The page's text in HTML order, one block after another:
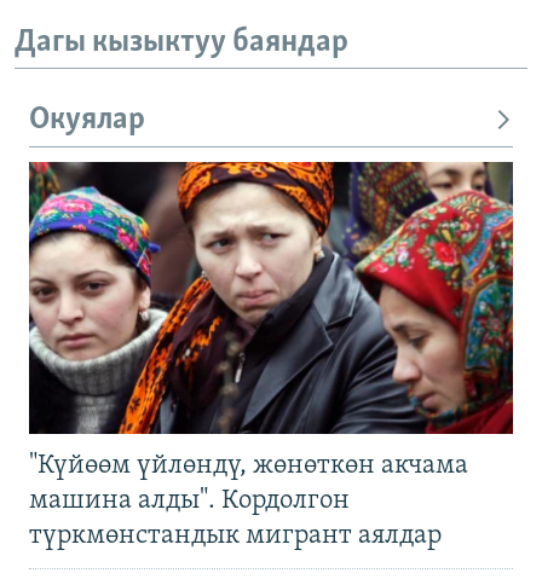
Дагы кызыктуу баяндар
Окуялар
"Күйөөм үйлөндү, жөнөткөн акчама
машина алды". Кордолгон
түркмөнстандык мигрант аялдар